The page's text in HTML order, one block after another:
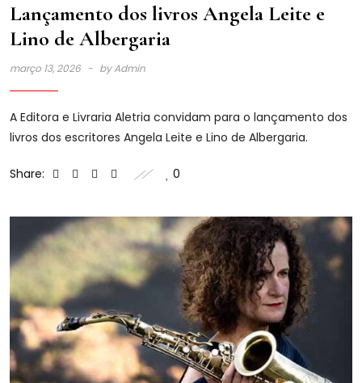
Lançamento dos livros Angela Leite e
Lino de Albergaria
março 13, 2026 byAdmin
A Editora e Livraria Aletria convidam para o lançamento dos
livros dos escritores Angela Leite e Lino de Albergaria.
Share: 0